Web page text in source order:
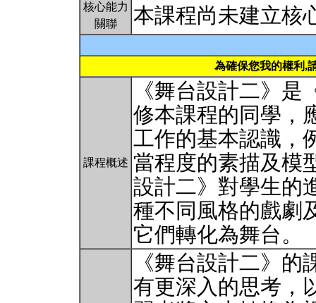
核心能力
關聯
本課程尚未建立核
為確保您我的權利,
課程概述
《舞台設計二》
修本課程的同學，
工作的基本認識，
當程度的素描及模
設計二》對學生的
種不同風格的戲劇
它們轉化為舞台。
《舞台設計二》
有更深入的思考，